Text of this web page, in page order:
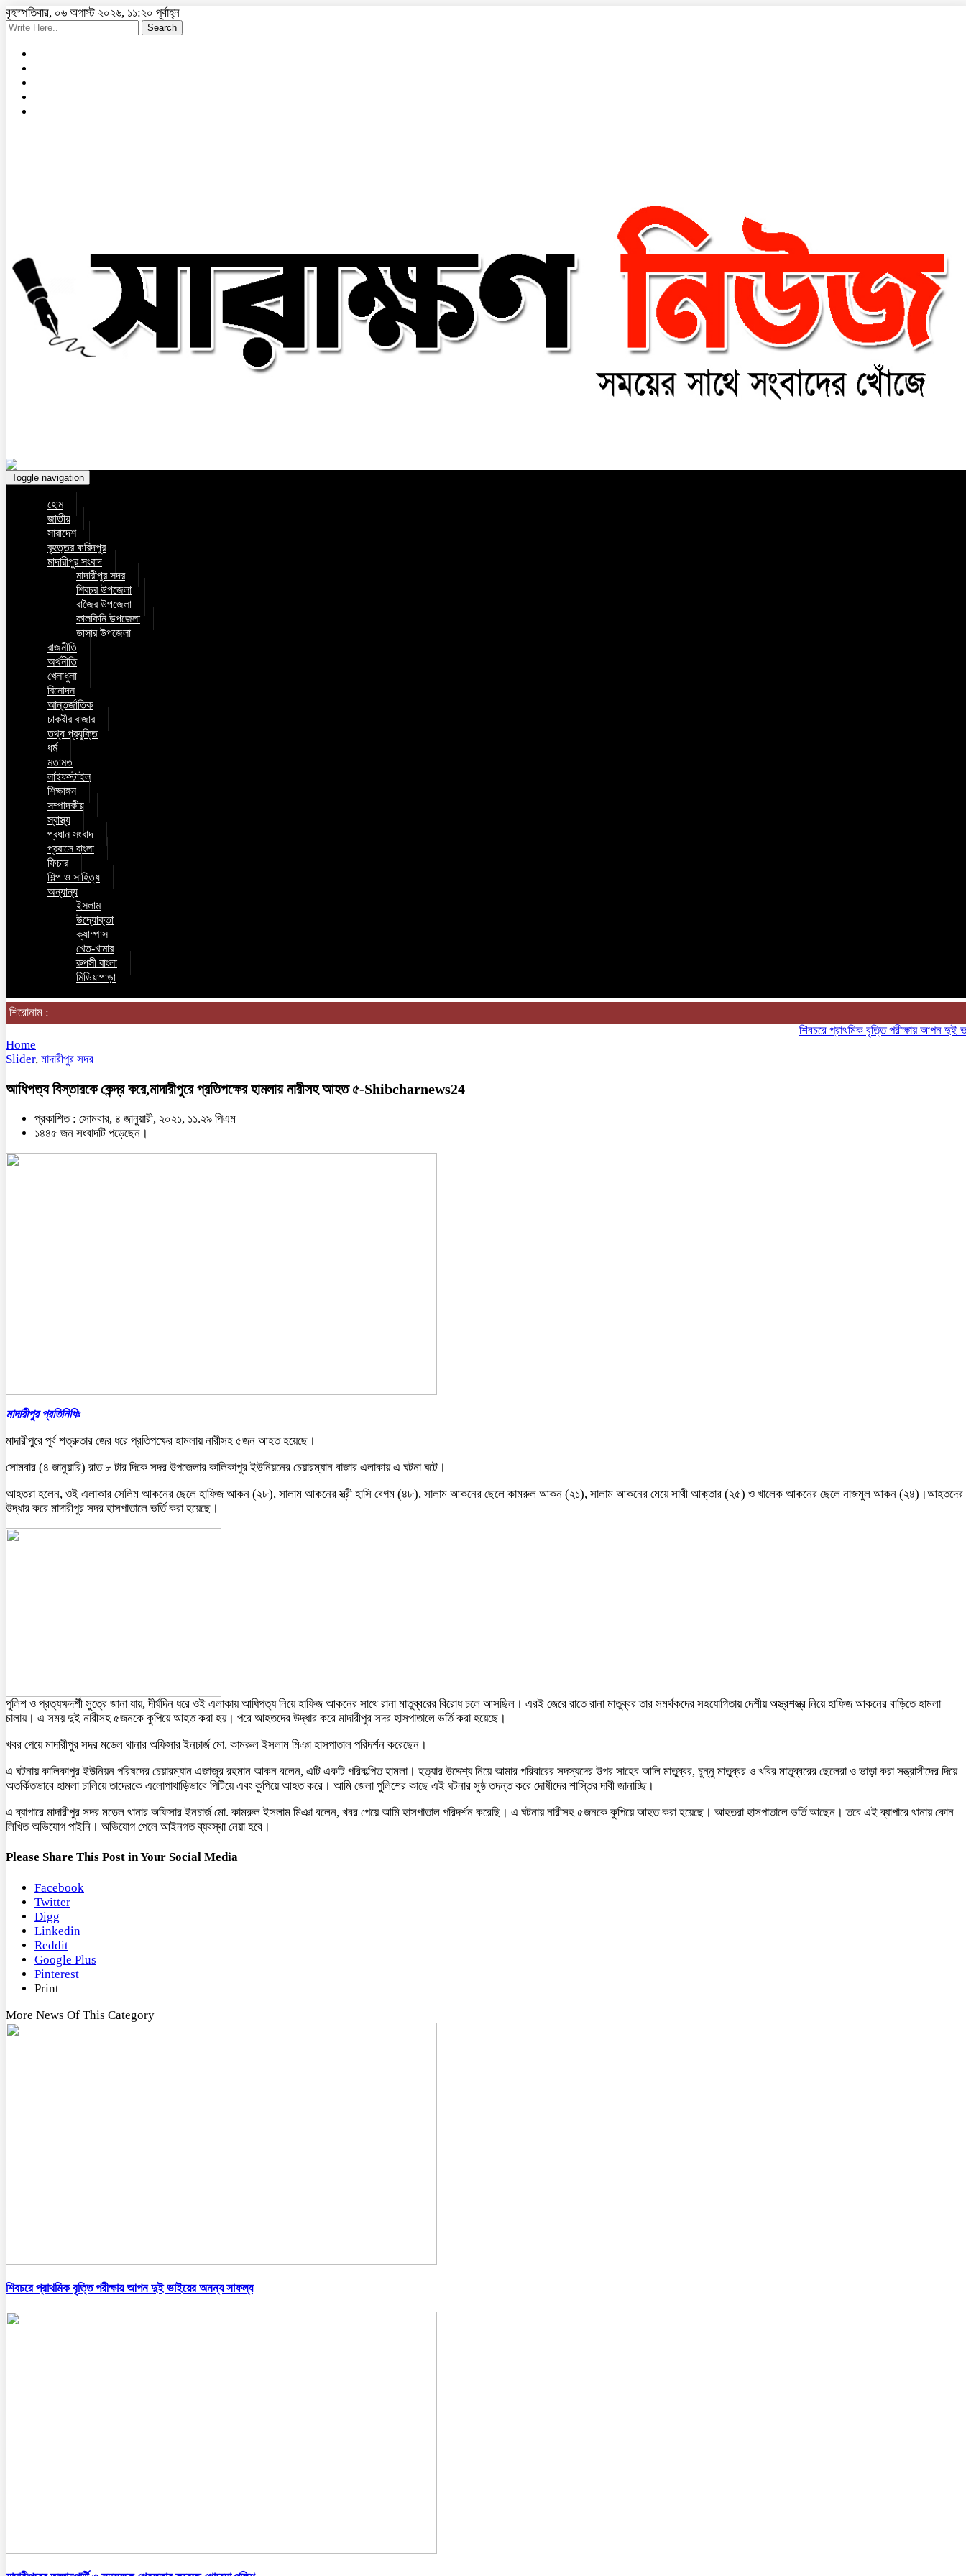
বৃহস্পতিবার, ০৬ অগাস্ট ২০২৬, ১১:২০ পূর্বাহ্ন
Search
Toggle navigation
হোম
জাতীয়
সারাদেশ
বৃহত্তর ফরিদপুর
মাদারীপুর সংবাদ
মাদারীপুর সদর
শিবচর উপজেলা
রাজৈর উপজেলা
কালকিনি উপজেলা
ডাসার উপজেলা
রাজনীতি
অর্থনীতি
খেলাধুলা
বিনোদন
আন্তর্জাতিক
চাকরীর বাজার
তথ্য প্রযুক্তি
ধর্ম
মতামত
লাইফস্টাইল
শিক্ষাঙ্গন
সম্পাদকীয়
স্বাস্থ্য
প্রধান সংবাদ
প্রবাসে বাংলা
ফিচার
শিল্প ও সাহিত্য
অন্যান্য
ইসলাম
উদ্যোক্তা
ক্যাম্পাস
খেত-খামার
রুপসী বাংলা
মিডিয়াপাড়া
শিরোনাম :
শিবচরে প্রাথমিক বৃত্তি পরীক্ষায় আপন দুই
Home
Slider, মাদারীপুর সদর
আধিপত্য বিস্তারকে কেন্দ্র করে,মাদারীপুরে প্রতিপক্ষের হামলায় নারীসহ আহত ৫-Shibcharnews24
প্রকাশিত : সোমবার, ৪ জানুয়ারী, ২০২১, ১১.২৯ পিএম
১৪৪৫ জন সংবাদটি পড়েছেন।
মাদারীপুর প্রতিনিধিঃ
মাদারীপুরে পূর্ব শত্রুতার জের ধরে প্রতিপক্ষের হামলায় নারীসহ ৫জন আহত হয়েছে।
সোমবার (৪ জানুয়ারি) রাত ৮ টার দিকে সদর উপজেলার কালিকাপুর ইউনিয়নের চেয়ারম্যান বাজার এলাকায় এ ঘটনা ঘটে।
আহতরা হলেন, ওই এলাকার সেলিম আকনের ছেলে হাফিজ আকন (২৮), সালাম আকনের স্ত্রী হাসি বেগম (৪৮), সালাম আকনের ছেলে কামরুল আকন (২১), সালাম আকনের মেয়ে সাথী আক্তার (২৫) ও খালেক আকনের ছেলে নাজমুল আকন (২৪)।আহতদের
উদ্ধার করে মাদারীপুর সদর হাসপাতালে ভর্তি করা হয়েছে।
পুলিশ ও প্রত্যক্ষদর্শী সুত্রে জানা যায়, দীর্ঘদিন ধরে ওই এলাকায় আধিপত্য নিয়ে হাফিজ আকনের সাথে রানা মাতুব্বরের বিরোধ চলে আসছিল। এরই জেরে রাতে রানা মাতুব্বর তার সমর্থকদের সহযোগিতায় দেশীয় অস্ত্রশস্ত্র নিয়ে হাফিজ আকনের বাড়িতে হামলা
চালায়। এ সময় দুই নারীসহ ৫জনকে কুপিয়ে আহত করা হয়। পরে আহতদের উদ্ধার করে মাদারীপুর সদর হাসপাতালে ভর্তি করা হয়েছে।
খবর পেয়ে মাদারীপুর সদর মডেল থানার অফিসার ইনচার্জ মো. কামরুল ইসলাম মিঞা হাসপাতাল পরিদর্শন করেছেন।
এ ঘটনায় কালিকাপুর ইউনিয়ন পরিষদের চেয়ারম্যান এজাজুর রহমান আকন বলেন, এটি একটি পরিকল্পিত হামলা। হত্যার উদ্দেশ্য নিয়ে আমার পরিবারের সদস্যদের উপর সাহেব আলি মাতুব্বর, চুন্নু মাতুব্বর ও খবির মাতুব্বরের ছেলেরা ও ভাড়া করা সন্ত্রাসীদের দিয়ে
অতর্কিতভাবে হামলা চালিয়ে তাদেরকে এলোপাথাড়িভাবে পিটিয়ে এবং কুপিয়ে আহত করে। আমি জেলা পুলিশের কাছে এই ঘটনার সুষ্ঠ তদন্ত করে দোষীদের শাস্তির দাবী জানাচ্ছি।
এ ব্যাপারে মাদারীপুর সদর মডেল থানার অফিসার ইনচার্জ মো. কামরুল ইসলাম মিঞা বলেন, খবর পেয়ে আমি হাসপাতাল পরিদর্শন করেছি। এ ঘটনায় নারীসহ ৫জনকে কুপিয়ে আহত করা হয়েছে। আহতরা হাসপাতালে ভর্তি আছেন। তবে এই ব্যাপারে থানায় কোন
লিখিত অভিযোগ পাইনি। অভিযোগ পেলে আইনগত ব্যবস্থা নেয়া হবে।
Please Share This Post in Your Social Media
Facebook
Twitter
Digg
Linkedin
Reddit
Google Plus
Pinterest
Print
More News Of This Category
শিবচরে প্রাথমিক বৃত্তি পরীক্ষায় আপন দুই ভাইয়ের অনন্য সাফল্য